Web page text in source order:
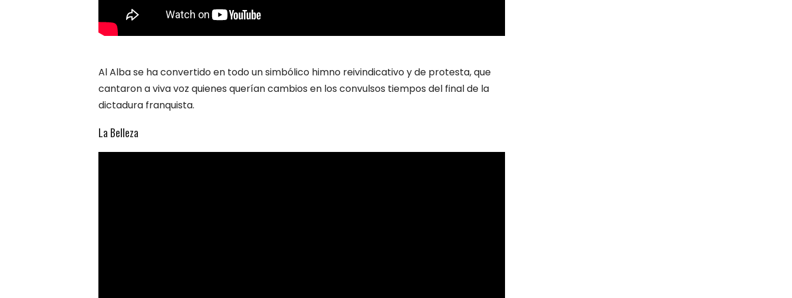
Al Alba se ha convertido en todo un simbólico himno reivindicativo y de protesta, que
cantaron a viva voz quienes querían cambios en los convulsos tiempos del final de la
dictadura franquista.
La Belleza